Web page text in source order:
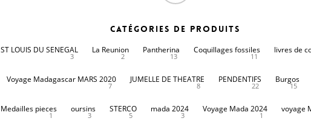
Catégories de produits
ST LOUIS DU SENEGAL
3
La Reunion
2
Pantherina
13
Coquillages fossiles
11
livres de
Voyage Madagascar MARS 2020
7
JUMELLE DE THEATRE
8
PENDENTIFS
22
Burgos
15
Medailles pieces
1
oursins
3
STERCO
5
mada 2024
3
Voyage Mada 2024
1
voyage